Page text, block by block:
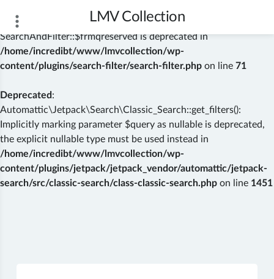
Deprecated
: Creation of dynamic property
SearchAndFilter::$frmqreserved is deprecated in
/home/incredibt/www/lmvcollection/wp-
content/plugins/search-filter/search-filter.php on line 71
Deprecated :
Automattic\Jetpack\Search\Classic_Search::get_filters():
Implicitly marking parameter $query as nullable is deprecated,
the explicit nullable type must be used instead in
/home/incredibt/www/lmvcollection/wp-
content/plugins/jetpack/jetpack_vendor/automattic/jetpack-
search/src/classic-search/class-classic-search.php on line 1451
LMV Collection